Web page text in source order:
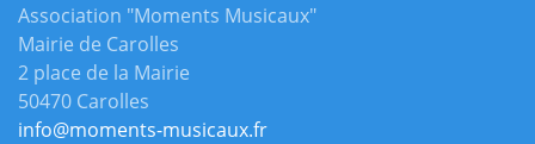
Association "Moments Musicaux"
Mairie de Carolles
2 place de la Mairie
50470 Carolles
info@moments-musicaux.fr